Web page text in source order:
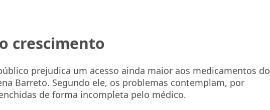
crescimento
prejudica um acesso ainda maior aos medicamentos do
Barreto. Segundo ele, os problemas contemplam, por
de forma incompleta pelo médico.